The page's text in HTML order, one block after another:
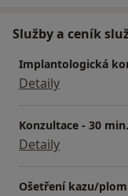
Služby a ceník
Implantologická
Detaily
Konzultace - 30 min.
Detaily
Ošetření kazu/